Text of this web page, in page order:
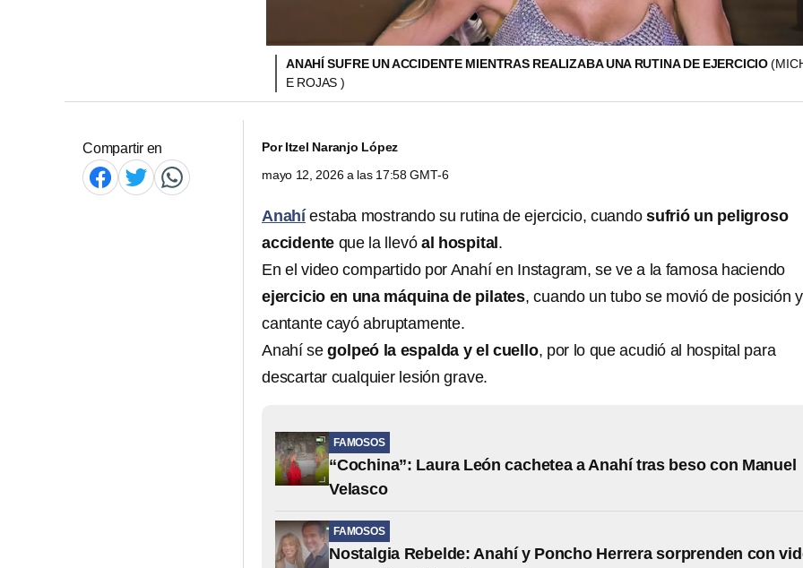
ANAHÍ SUFRE UN ACCIDENTE MIENTRAS REALIZABA UNA RUTINA DE EJERCICIO
E ROJAS )
Compartir en PorItzel Naranjo López
mayo 12, 2026 a las 17:58 GMT-6
Anahí estaba mostrando su rutina de ejercicio, cuandosufrió un peligroso
accidente que la llevó al hospital .
En el video compartido por Anahí en Instagram, se ve a la famosa haciendo
ejercicio en una máquina de pilates, cuando un tubo se movió de posición
cantante cayó abruptamente.
Anahí se golpeó la espalda y el cuello, por lo que acudió al hospital para
descartar cualquier lesión grave.
FAMOSOS
“Cochina”: Laura León cachetea a Anahí tras beso con Manuel
Velasco
FAMOSOS
Nostalgia Rebelde: Anahí y Poncho Herrera sorprenden con